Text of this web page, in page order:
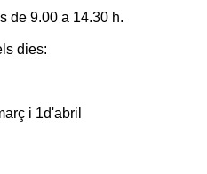
de 9.00 a 14.30 h.
dies:
i 1d'abril